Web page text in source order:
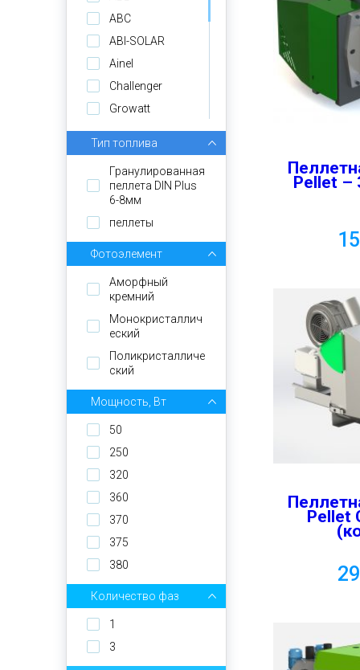
ABC
ABI-SOLAR
Ainel
Challenger
Growatt
GS Solar
Kijo
Könner & Söhnen
Longi Solar
Luxeon
MUST
OSDA Solar
Powerone
SIAP
SinoSola
Solarday
Тип топлива
Гранулированная
пеллета DIN Plus
6-8мм
пеллеты
Фотоэлемент
Аморфный
кремний
Монокристаллич
еский
Поликристалличе
ский
Мощность, Вт
50
250
320
360
370
375
380
Количество фаз
1
3
Pellet –
Pellet